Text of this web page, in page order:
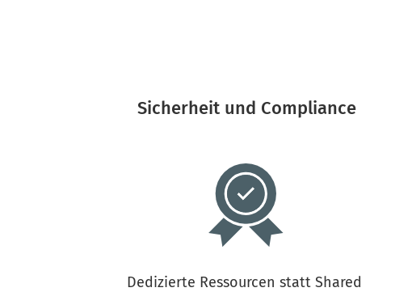
Sicherheit und Compliance
Dedizierte Ressourcen statt Shared